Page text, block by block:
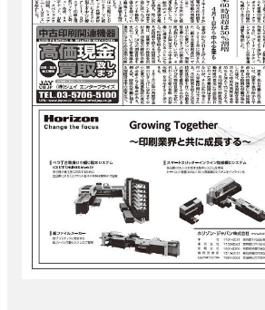
JAPAN PACK 2023 特集
中古印刷機・製本機特
特集・デジタル印刷 ～ 新成長軌道を描く
発刊案内
JFPI印刷用語集 印刷機
会社案内
購読・購入申し込み
サ
お問い合わせ